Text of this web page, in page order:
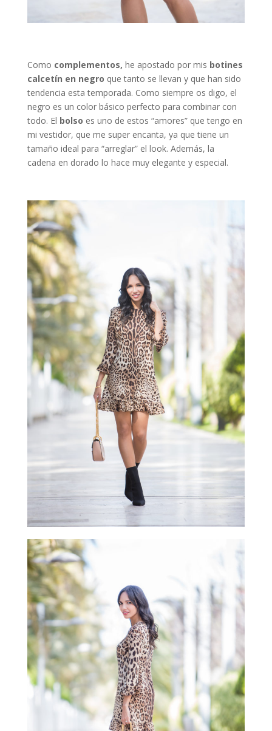
Como complementos, he apostado por mis botines
calcetín en negro que tanto se llevan y que han sido
tendencia esta temporada. Como siempre os digo, el
negro es un color básico perfecto para combinar con
todo. El bolso es uno de estos “amores” que tengo en
mi vestidor, que me super encanta, ya que tiene un
tamaño ideal para “arreglar” el look. Además, la
cadena en dorado lo hace muy elegante y especial.